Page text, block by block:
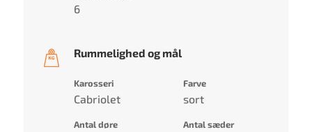
6
Rummelighed og mål
Karosseri
Cabriolet
Farve
sort
Antal døre Antal sæder